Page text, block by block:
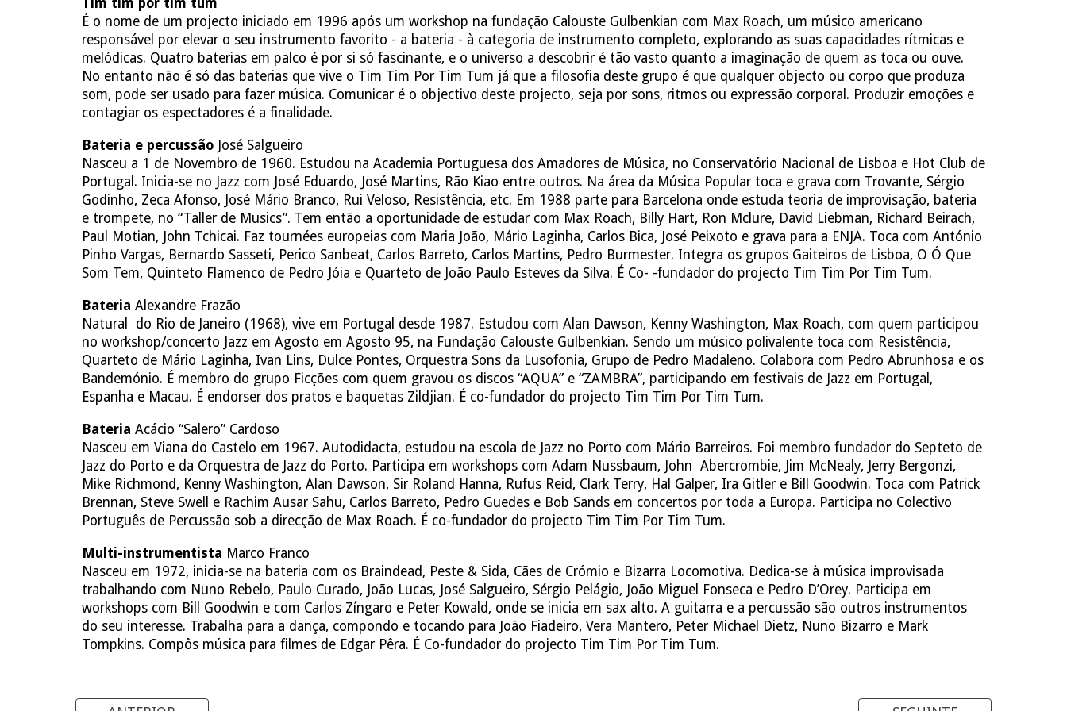
Tim tim por tim tum
É o nome de um projecto iniciado em 1996 após um workshop na fundação Calouste Gulbenkian com Max Roach, um músico americano
responsável por elevar o seu instrumento favorito - a bateria - à categoria de instrumento completo, explorando as suas capacidades rítmicas e
melódicas. Quatro baterias em palco é por si só fascinante, e o universo a descobrir é tão vasto quanto a imaginação de quem as toca ou ouve.
No entanto não é só das baterias que vive o Tim Tim Por Tim Tum já que a filosofia deste grupo é que qualquer objecto ou corpo que produza
som, pode ser usado para fazer música. Comunicar é o objectivo deste projecto, seja por sons, ritmos ou expressão corporal. Produzir emoções e
contagiar os espectadores é a finalidade.
Bateria e percussão José Salgueiro
Nasceu a 1 de Novembro de 1960. Estudou na Academia Portuguesa dos Amadores de Música, no Conservatório Nacional de Lisboa e Hot Club de
Portugal. Inicia-se no Jazz com José Eduardo, José Martins, Rão Kiao entre outros. Na área da Música Popular toca e grava com Trovante, Sérgio
Godinho, Zeca Afonso, José Mário Branco, Rui Veloso, Resistência, etc. Em 1988 parte para Barcelona onde estuda teoria de improvisação, bateria
e trompete, no “Taller de Musics”. Tem então a oportunidade de estudar com Max Roach, Billy Hart, Ron Mclure, David Liebman, Richard Beirach,
Paul Motian, John Tchicai. Faz tournées europeias com Maria João, Mário Laginha, Carlos Bica, José Peixoto e grava para a ENJA. Toca com António
Pinho Vargas, Bernardo Sasseti, Perico Sanbeat, Carlos Barreto, Carlos Martins, Pedro Burmester. Integra os grupos Gaiteiros de Lisboa, O Ó Que
Som Tem, Quinteto Flamenco de Pedro Jóia e Quarteto de João Paulo Esteves da Silva. É Co- -fundador do projecto Tim Tim Por Tim Tum.
Bateria Alexandre Frazão
Natural do Rio de Janeiro (1968), vive em Portugal desde 1987. Estudou com Alan Dawson, Kenny Washington, Max Roach, com quem participou
no workshop/concerto Jazz em Agosto em Agosto 95, na Fundação Calouste Gulbenkian. Sendo um músico polivalente toca com Resistência,
Quarteto de Mário Laginha, Ivan Lins, Dulce Pontes, Orquestra Sons da Lusofonia, Grupo de Pedro Madaleno. Colabora com Pedro Abrunhosa e os
Bandemónio. É membro do grupo Ficções com quem gravou os discos “AQUA” e “ZAMBRA”, participando em festivais de Jazz em Portugal,
Espanha e Macau. É endorser dos pratos e baquetas Zildjian. É co-fundador do projecto Tim Tim Por Tim Tum.
Bateria Acácio “Salero” Cardoso
Nasceu em Viana do Castelo em 1967. Autodidacta, estudou na escola de Jazz no Porto com Mário Barreiros. Foi membro fundador do Septeto de
Jazz do Porto e da Orquestra de Jazz do Porto. Participa em workshops com Adam Nussbaum, John Abercrombie, Jim McNealy, Jerry Bergonzi,
Mike Richmond, Kenny Washington, Alan Dawson, Sir Roland Hanna, Rufus Reid, Clark Terry, Hal Galper, Ira Gitler e Bill Goodwin. Toca com Patrick
Brennan, Steve Swell e Rachim Ausar Sahu, Carlos Barreto, Pedro Guedes e Bob Sands em concertos por toda a Europa. Participa no Colectivo
Português de Percussão sob a direcção de Max Roach. É co-fundador do projecto Tim Tim Por Tim Tum.
M ulti-instrumentista Marco Franco
Nasceu em 1972, inicia-se na bateria com os Braindead, Peste & Sida, Cães de Crómio e Bizarra Locomotiva. Dedica-se à música improvisada
trabalhando com Nuno Rebelo, Paulo Curado, João Lucas, José Salgueiro, Sérgio Pelágio, João Miguel Fonseca e Pedro D’Orey. Participa em
workshops com Bill Goodwin e com Carlos Zíngaro e Peter Kowald, onde se inicia em sax alto. A guitarra e a percussão são outros instrumentos
do seu interesse. Trabalha para a dança, compondo e tocando para João Fiadeiro, Vera Mantero, Peter Michael Dietz, Nuno Bizarro e Mark
Tompkins. Compôs música para filmes de Edgar Pêra. É Co-fundador do projecto Tim Tim Por Tim Tum.